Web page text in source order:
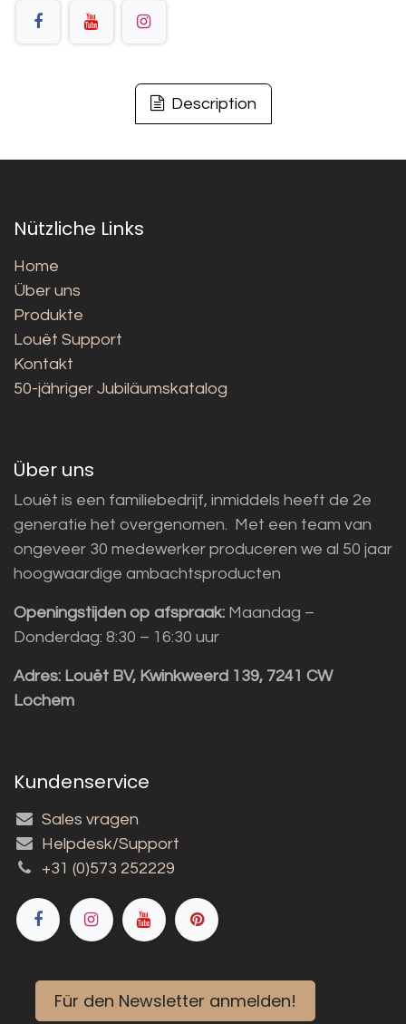
Description
Nützliche Links
Home
Über uns
Produkte
Louët Support
Kontakt
50-jähriger Jubiläumskatalog
Über uns
Louët is een familiebedrijf, inmiddels heeft de 2e
generatie het overgenomen. Met een team van
ongeveer 30 medewerker produceren we al 50 jaar
hoogwaardige ambachtsproducten
Openingstijden op afspraak: Maandag –
Donderdag: 8:30 – 16:30 uur
Adres: Louët BV, Kwinkweerd 139, 7241 CW
Lochem
Kundenservice
Sales vragen
Helpdesk/Support
+31 (0)573 252229
Für den Newsletter anmelden!